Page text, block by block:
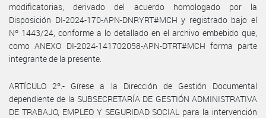
modificatorias, derivado del acuerdo homologado por la
Disposición DI-2024-170-APN-DNRYRT#MCH y registrado bajo el
Nº 1443/24, conforme a lo detallado en el archivo embebido que,
como ANEXO DI-2024-141702058-APN-DTRT#MCH forma parte
integrante de la presente.
ARTÍCULO 2º.- Gírese a la Dirección de Gestión Documental
dependiente de la SUBSECRETARÍA DE GESTIÓN ADMINISTRATIVA
DE TRABAJO, EMPLEO Y SEGURIDAD SOCIAL para la intervención